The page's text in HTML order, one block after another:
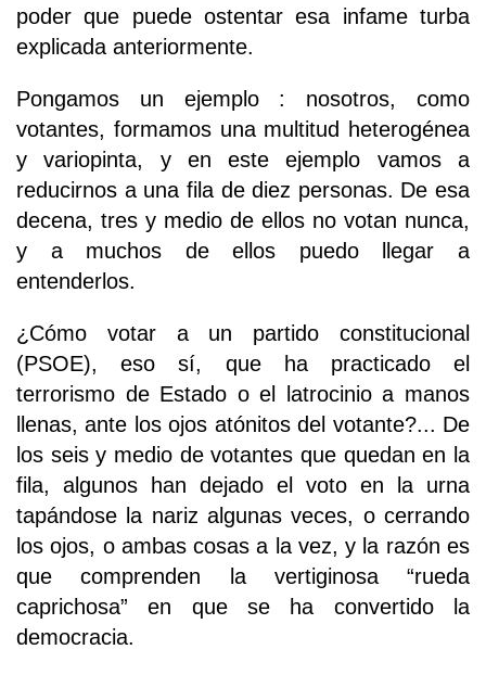
poder que puede ostentar esa infame turba
explicada anteriormente.
Pongamos un ejemplo : nosotros, como
votantes, formamos una multitud heterogénea
y variopinta, y en este ejemplo vamos a
reducirnos a una fila de diez personas. De esa
decena, tres y medio de ellos no votan nunca,
y a muchos de ellos puedo llegar a
entenderlos.
¿Cómo votar a un partido constitucional
(PSOE), eso sí, que ha practicado el
terrorismo de Estado o el latrocinio a manos
llenas, ante los ojos atónitos del votante?... De
los seis y medio de votantes que quedan en la
fila, algunos han dejado el voto en la urna
tapándose la nariz algunas veces, o cerrando
los ojos, o ambas cosas a la vez, y la razón es
que comprenden la vertiginosa “rueda
caprichosa” en que se ha convertido la
democracia.